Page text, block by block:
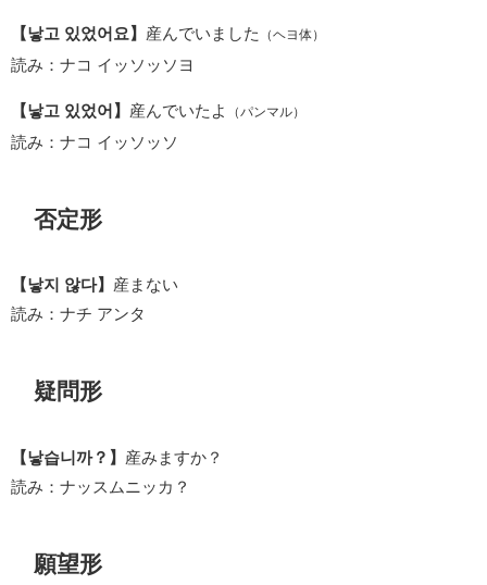
【낳고 있었어요】 産んでいました （ヘヨ体）
読み：ナコ イッソッソヨ
【낳고 있었어】 産んでいたよ （パンマル）
読み：ナコ イッソッソ
否定形
【낳지 않다】 産まない
読み：ナチ アンタ
疑問形
【낳습니까？】 産みますか？
読み：ナッスムニッカ？
願望形